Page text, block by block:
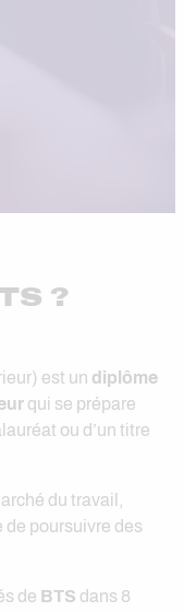
?
est un diplôme
qui se prépare
ou d’un titre
du travail,
de poursuivre des
de BTS dans 8